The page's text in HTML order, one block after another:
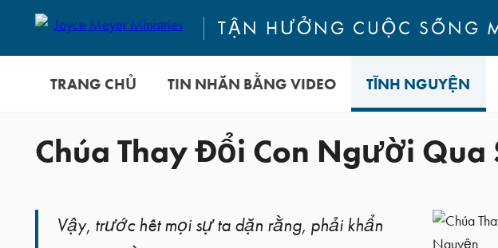
TẬN HƯỞNG CUỘC SỐNG
TRANG CHỦ TIN NHẮN BẰNG VIDEO TĨNH NGUYỆN
Chúa Thay Đổi Con Người Qua
Vậy, trước hết mọi sự ta dặn rằng, phải khẩn